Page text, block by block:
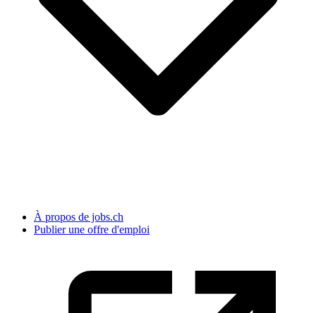
À propos de jobs.ch
Publier une offre d'emploi